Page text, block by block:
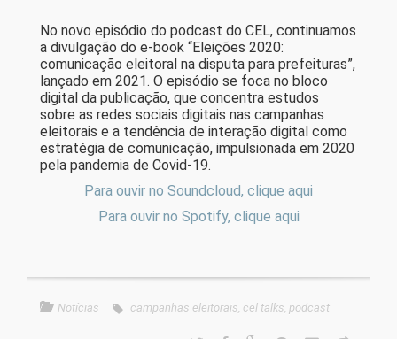
No novo episódio do podcast do CEL, continuamos
a divulgação do e-book “Eleições 2020:
comunicação eleitoral na disputa para prefeituras”,
lançado em 2021. O episódio se foca no bloco
digital da publicação, que concentra estudos
sobre as redes sociais digitais nas campanhas
eleitorais e a tendência de interação digital como
estratégia de comunicação, impulsionada em 2020
pela pandemia de Covid-19.
Para ouvir no Soundcloud, clique aqui
Para ouvir no Spotify, clique aqui
Notícias campanhas eleitorais cel talks podcast